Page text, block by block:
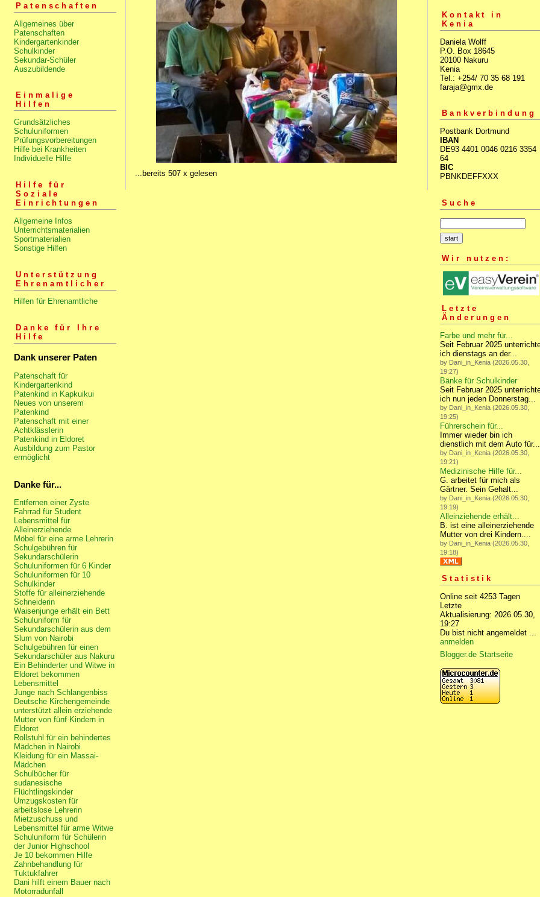
Patenschaften
Allgemeines über
Patenschaften
Kindergartenkinder
Schulkinder
Sekundar-Schüler
Auszubildende
Einmalige
Hilfen
Grundsätzliches
Schuluniformen
Prüfungsvorbereitungen
Hilfe bei Krankheiten
Individuelle Hilfe
Hilfe für
Soziale
Einrichtungen
Allgemeine Infos
Unterrichtsmaterialien
Sportmaterialien
Sonstige Hilfen
Unterstützung
Ehrenamtlicher
Hilfen für Ehrenamtliche
Danke für Ihre
Hilfe
Dank unserer Paten
Patenschaft für
Kindergartenkind
Patenkind in Kapkuikui
Neues von unserem
Patenkind
Patenschaft mit einer
Achtklässlerin
Patenkind in Eldoret
Ausbildung zum Pastor
ermöglicht
Danke für...
Entfernen einer Zyste
Fahrrad für Student
Lebensmittel für
Alleinerziehende
Möbel für eine arme Lehrerin
Schulgebühren für
Sekundarschülerin
Schuluniformen für 6 Kinder
Schuluniformen für 10
Schulkinder
Stoffe für alleinerziehende
Schneiderin
Waisenjunge erhält ein Bett
Schuluniform für
Sekundarschülerin aus dem
Slum von Nairobi
Schulgebühren für einen
Sekundarschüler aus Nakuru
Ein Behinderter und Witwe in
Eldoret bekommen
Lebensmittel
Junge nach Schlangenbiss
Deutsche Kirchengemeinde
unterstützt allein erziehende
Mutter von fünf Kindern in
Eldoret
Rollstuhl für ein behindertes
Mädchen in Nairobi
Kleidung für ein Massai-
Mädchen
Schulbücher für
sudanesische
Flüchtlingskinder
Umzugskosten für
arbeitslose Lehrerin
Mietzuschuss und
Lebensmittel für arme Witwe
Schuluniform für Schülerin
der Junior Highschool
Je 10 bekommen Hilfe
Zahnbehandlung für
Tuktukfahrer
Dani hilft einem Bauer nach
Motorradunfall
...bereits 507 x gelesen
Kontakt in
Kenia
Daniela Wolff
P.O. Box 18645
20100 Nakuru
Kenia
Tel.: +254/ 70 35 68 191
faraja@gmx.de
Bankverbindung
Postbank Dortmund
IBAN
DE93 4401 0046 0216 3354
64
BIC
PBNKDEFFXXX
Suche
Wir nutzen:
Letzte
Änderungen
Farbe und mehr für...
Seit Februar 2025
ich dienstags an der...
by Dani_in_Kenia (2026.05.30,
19:27)
Bänke für Schulkinder
Seit Februar 2025
ich nun jeden Donnerstag...
by Dani_in_Kenia (2026.05.30,
19:25)
Führerschein für...
Immer wieder bin ich
dienstlich mit dem Auto für...
by Dani_in_Kenia (2026.05.30,
19:21)
Medizinische Hilfe für...
G. arbeitet für mich als
Gärtner. Sein Gehalt...
by Dani_in_Kenia (2026.05.30,
19:19)
Alleinziehende erhält...
B. ist eine alleinerziehende
Mutter von drei Kindern....
by Dani_in_Kenia (2026.05.30,
19:18)
Statistik
Online seit 4253 Tagen
Letzte
Aktualisierung: 2026.05.30,
19:27
Du bist nicht angemeldet ...
anmelden
Blogger.de Startseite